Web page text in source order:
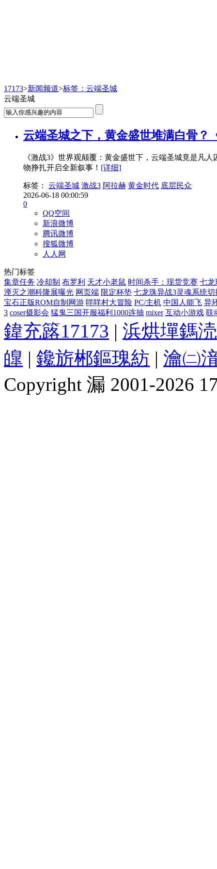
17173>新闻频道>标签：云端圣城
云端圣城
云端圣城之下，黄金盛世堆满白骨？
《激战3》世界观颠覆：黄金盛世下，云端圣城竟是凡
物挣扎开启全新叙事！ [详细]
标签： 云端圣城 激战3 阿拉赫 黄金时代 底层民众
2026-06-18 00:00:59
0
QQ空间
新浪微博
腾讯微博
搜狐微博
人人网
热门标签
集章任务 冷却制 布罗利 天才小老鼠 时间杀手：现货竞赛 七龙
湮灭之潮科隆展曝光 网页端 限定杯垫 七龙珠异战3灵魂系统切
宝石正版ROM自制网游 咩咩村大冒险 PC/主机 中国人能飞 异
3 coser摄影会 猛鬼三国开服福利1000连抽 mixer 互动小游戏 联
鍏充簬17173 | 浜烘墠鎷
皥 | 鑱旂郴鏂瑰紡 | 瀹㈡
Copyright 漏 2001-2026